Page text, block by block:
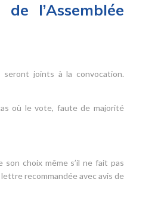
l’Assemblée
joints à la convocation.
où le vote, faute de majorité
choix même s’il ne fait pas
recommandée avec avis de